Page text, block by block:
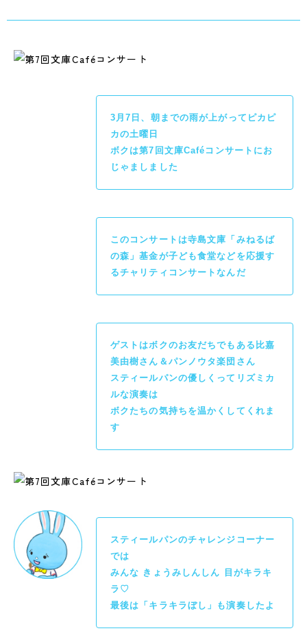
3月7日、朝までの雨が上がってピカピ
カの土曜日
ボクは第7回文庫Caféコンサートにお
じゃましました
このコンサートは寺島文庫「みねるば
の森」基金が子ども食堂などを応援す
るチャリティコンサートなんだ
ゲストはボクのお友だちでもある比嘉
美由樹さん＆パンノウタ楽団さん
スティールパンの優しくってリズミカ
ルな演奏は
ボクたちの気持ちを温かくしてくれま
す
スティールパンのチャレンジコーナー
では
みんな きょうみしんしん 目がキラキ
ラ♡
最後は「キラキラぼし」も演奏したよ